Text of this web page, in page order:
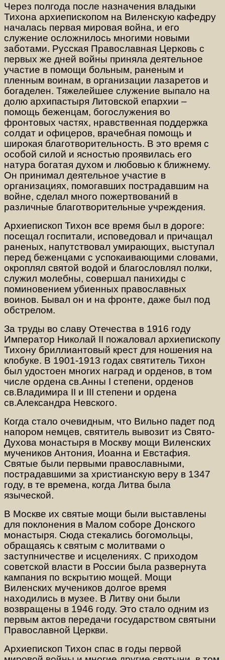
Через полгода после назначения владыки
Тихона архиепископом на Виленскую кафедру
началась первая мировая война, и его
служение осложнилось многими новыми
заботами. Русская Православная Церковь с
первых же дней войны приняла деятельное
участие в помощи больным, раненым и
пленным воинам, в организации лазаретов и
богаделен. Тяжелейшее служение выпало на
долю архипастыря Литовской епархии –
помощь беженцам, богослужения во
фронтовых частях, нравственная поддержка
солдат и офицеров, врачебная помощь и
широкая благотворительность. В это время с
особой силой и ясностью проявилась его
натура богатая духом и любовью к ближнему.
Он принимал деятельное участие в
организациях, помогавших пострадавшим на
войне, сделал много пожертвований в
различные благотворительные учреждения.
Архиепископ Тихон все время был в дороге:
посещал госпитали, исповедовал и причащал
раненых, напутствовал умирающих, выступал
перед беженцами с успокаивающими словами,
окроплял святой водой и благословлял полки,
служил молебны, совершал панихиды с
поминовением убиенных православных
воинов. Бывал он и на фронте, даже был под
обстрелом.
За труды во славу Отечества в 1916 году
Император Николай II пожаловал архиепископу
Тихону бриллиантовый крест для ношения на
клобуке. В 1901-1913 годах святитель Тихон
был удостоен многих наград и орденов, в том
числе ордена св.Анны I степени, орденов
св.Владимира II и III степени и ордена
св.Александра Невского.
Когда стало очевидным, что Вильно падет под
напором немцев, святитель вывозит из Свято-
Духова монастыря в Москву мощи Виленских
мучеников Антония, Иоанна и Евстафия.
Святые были первыми православными,
пострадавшими за христианскую веру в 1347
году, в те времена, когда Литва была
языческой.
В Москве их святые мощи были выставлены
для поклонения в Малом соборе Донского
монастыря. Сюда стекались богомольцы,
обращаясь к святым с молитвами о
заступничестве и исцелениях. С приходом
советской власти в России была развернута
кампания по вскрытию мощей. Мощи
Виленских мучеников долгое время
находились в музее. В Литву они были
возвращены в 1946 году. Это стало одним из
первым актов передачи государством святыни
Православной Церкви.
Архиепископ Тихон спас в годы первой